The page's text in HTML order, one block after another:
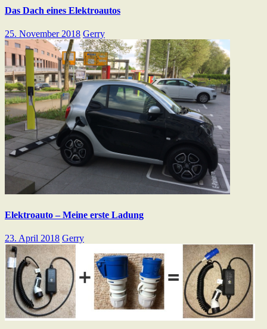
Das Dach eines Elektroautos
25. November 2018 Gerry
Elektroauto – Meine erste Ladung
23. April 2018 Gerry